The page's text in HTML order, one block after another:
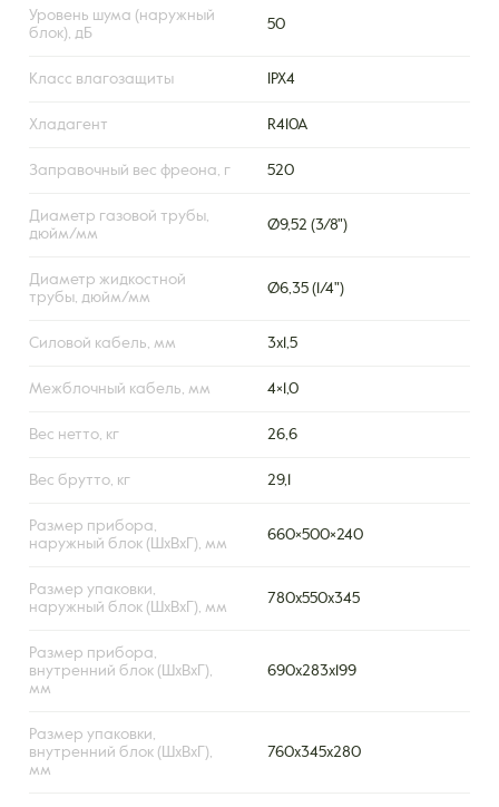
Уровень шума (наружный
блок), дБ
50
Класс влагозащиты IPX4
Хладагент R410A
Заправочный вес фреона, г 520
Диаметр газовой трубы,
дюйм/мм
Ø9,52 (3/8")
Диаметр жидкостной
трубы, дюйм/мм
Ø6,35 (1/4")
Силовой кабель, мм 3х1,5
Межблочный кабель, мм 4×1,0
Вес нетто, кг 26,6
Вес брутто, кг 29,1
Размер прибора,
наружный блок (ШxВxГ), мм
660×500×240
Размер упаковки,
наружный блок (ШxВxГ), мм
780х550х345
Размер прибора,
внутренний блок (ШxВxГ),
мм
690x283x199
Размер упаковки,
внутренний блок (ШxВxГ),
мм
760x345x280